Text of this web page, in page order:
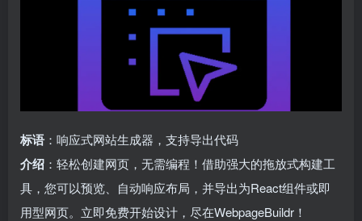
标语 ：响应式网站生成器，支持导出代码
介绍 ：轻松创建网页，无需编程！借助强大的拖放式构建工
具，您可以预览、自动响应布局，并导出为React组件或即
用型网页。立即免费开始设计，尽在WebpageBuildr！